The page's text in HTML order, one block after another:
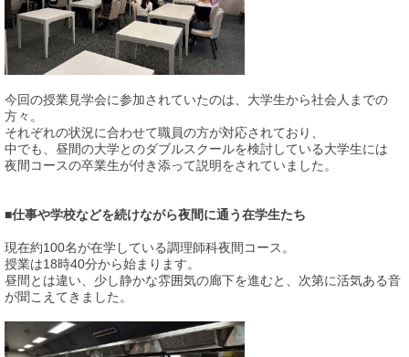
今回の授業見学会に参加されていたのは、 大学生から社会人までの
方々。
それぞれの状況に合わせて職員の方が対応されており、
中でも、昼間の大学とのダブルスクールを検討している大学生には
夜間コースの卒業生が付き添って説明をされていました。
■仕事や学校などを続けながら夜間に通う在学生たち
現在約100名が在学している調理師科夜間コース。
授業は18時40分から始まります。
昼間とは違い、少し静かな雰囲気の廊下を進むと、次第に活気ある音
が聞こえてきました。